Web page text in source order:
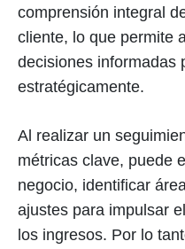
comprensión integral
cliente, lo que permite
decisiones informadas
estratégicamente.
Al realizar un
métricas clave, puede
negocio, identificar
ajustes para impulsar
los ingresos. Por lo